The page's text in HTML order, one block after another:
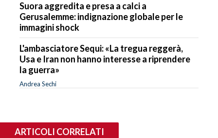
Suora aggredita e presa a calci a
Gerusalemme: indignazione globale per le
immagini shock
L'ambasciatore Sequi: «La tregua reggerà,
Usa e Iran non hanno interesse a riprendere
la guerra»
Andrea Sechi
ARTICOLI CORRELATI